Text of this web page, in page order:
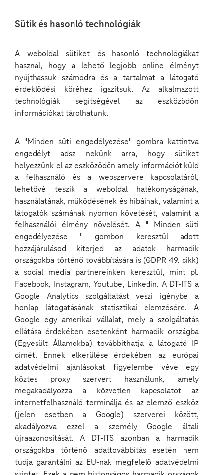
Sütik és hasonló technológiák
A weboldal sütiket és hasonló technológiákat
használ, hogy a lehető legjobb online élményt
nyújthassuk számodra és a tartalmat a látogató
érdeklődési köréhez igazítsuk. Az alkalmazott
technológiák segítségével az eszközödön
információkat tárolhatunk.
A "Minden süti engedélyezése" gombra kattintva
engedélyt adsz nekünk arra, hogy sütiket
helyezzünk el az eszközödön amely információt küld
a felhasználó és a webszervere kapcsolatáról,
lehetővé teszik a weboldal hatékonyságának,
használatának, működésének és hibáinak, valamint a
látogatók számának nyomon követését, valamint a
felhasználói élmény növelését. A " Minden süti
engedélyezése " gombon keresztül adott
hozzájárulásod kiterjed az adatok harmadik
országokba történő továbbítására is (GDPR 49. cikk)
a social media partnereinken keresztül, mint pl.
Facebook, Instagram, Youtube, Linkedin. A DT-ITS a
Google Analytics szolgáltatást veszi igénybe a
honlap látogatásának statisztikai elemzésére. A
Google egy amerikai vállalat, mely a szolgáltatás
ellátása érdekében esetenként harmadik országba
(Egyesült Államokba) továbbíthatja a látogató IP
címét. Ennek elkerülése érdekében az európai
adatvédelmi ajánlásokat figyelembe véve egy
köztes proxy szervert használunk, amely
megakadályozza a közvetlen kapcsolatot az
internetfelhasználó terminálja és az elemző eszköz
(jelen esetben a Google) szerverei között,
akadályozva ezzel a személy Google általi
újraazonosítását. A DT-ITS azonban a harmadik
országokba történő adattovábbítás esetén nem
tudja garantálni az EU-nak megfelelő adatvédelmi
Podcast
Mire jó a Manager on Duty?
A digitális infrastruktúra működtetése során kulcsszerepet játszik a
hatékony vezetés és a gyors reagálás. A legújabb Deutsche Telekom IT
Solutions Unmute All Podcastban Szabó László, üzemeltetési vezető
osztja meg tapasztalatait egy kritikus rendszerhiba kezeléséről.
Hogyan mentette meg a csapatot a jó döntés és az együttműködés?